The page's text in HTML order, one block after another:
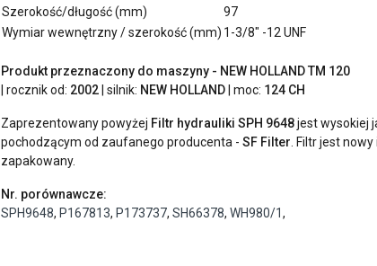
Szerokość/długość (mm)
97
Wymiar wewnętrzny / szerokość (mm) 1-3/8" -12 UNF
Produkt przeznaczony do maszyny - NEW HOLLAND TM 120
| rocznik od: 2002| silnik: NEW HOLLAND| moc: 124 CH
Zaprezentowany powyżej Filtr hydrauliki SPH 9648jest wysokiej
pochodzącym od zaufanego producenta - SF Filter. Filtr jest
zapakowany.
Nr. porównawcze:
SPH9648, P167813, P173737, SH66378, WH980/1,